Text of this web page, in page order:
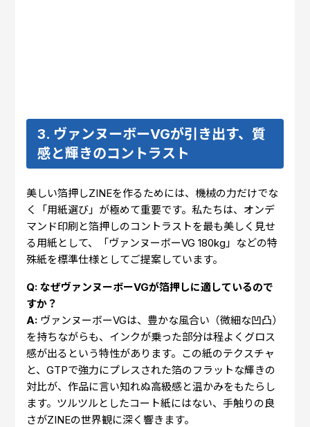
3. ヴァンヌーボーVGが引き出す、質
感と輝きのコントラスト
美しい箔押しZINEを作るためには、機械の力だけでな
く「用紙選び」が極めて重要です。私たちは、オンデ
マンド印刷と箔押しのコントラストを最も美しく見せ
る用紙として、「ヴァンヌーボーVG 180kg」などの特
殊紙を標準仕様としてご提案しています。
Q: なぜヴァンヌーボーVGが箔押しに適しているので
すか？
A: ヴァンヌーボーVGは、豊かな風合い（微細な凹凸）
を持ちながらも、インクが乗った部分は程よくグロス
感が出るという特性があります。この紙のテクスチャ
と、GTPで強力にプレスされた箔のフラットな輝きの
対比が、作品に言い知れぬ高級感と温かみをもたらし
ます。ツルツルとしたコート紙にはない、手触りの良
さがZINEの世界観に深く響きます。